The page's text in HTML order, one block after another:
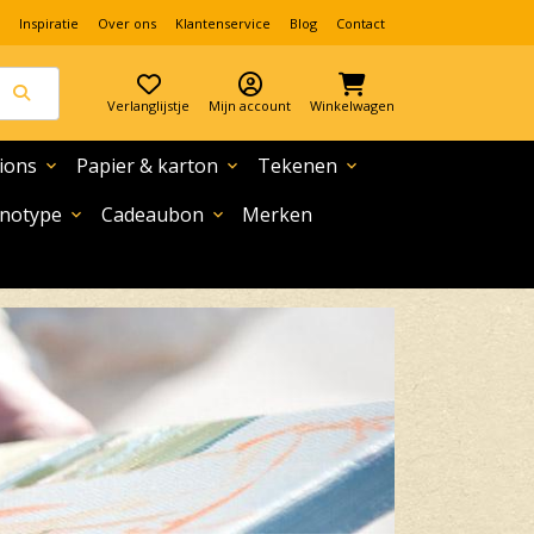
Inspiratie Over ons Klantenservice Blog Contact
Verlanglijstje Mijn account Winkelwagen
expand_more Papier & karton expand_more Tekenen expand_more
expand_more Cadeaubon expand_more
Merken